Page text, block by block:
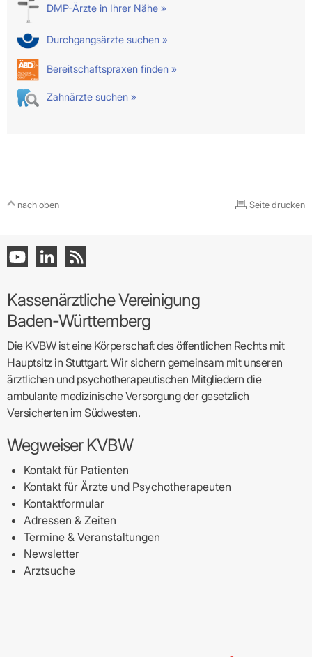
DMP-Ärzte in Ihrer Nähe »
Durchgangsärzte suchen »
Bereitschaftspraxen finden »
Zahnärzte suchen »
nach oben Seite drucken
Kassenärztliche Vereinigung
Baden-Württemberg
Die KVBW ist eine Körperschaft des öffentlichen Rechts mit
Hauptsitz in Stuttgart. Wir sichern gemeinsam mit unseren
ärztlichen und psychotherapeutischen Mitgliedern die
ambulante medizinische Versorgung der gesetzlich
Versicherten im Südwesten.
Wegweiser KVBW
Kontakt für Patienten
Kontakt für Ärzte und Psychotherapeuten
Kontaktformular
Adressen & Zeiten
Termine & Veranstaltungen
Newsletter
Arztsuche